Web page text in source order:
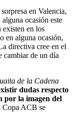
en Valencia,
ocasión este
existen en los
en alguna ocasión,
directiva cree en el
cambiar de un día
de la Cadena
dudas respecto
por la imagen del
Copa ACB se